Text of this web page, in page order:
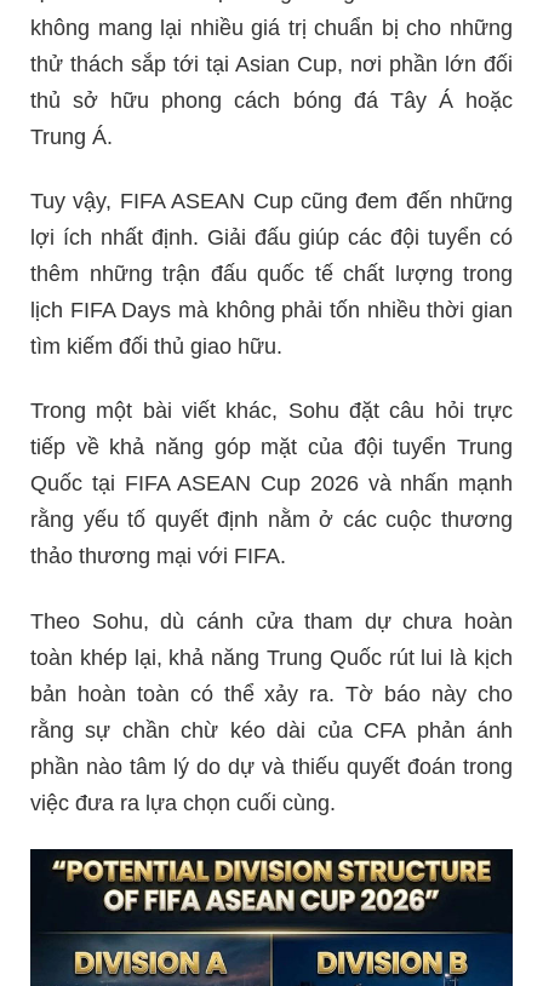
không mang lại nhiều giá trị chuẩn bị cho những
thử thách sắp tới tại Asian Cup, nơi phần lớn đối
thủ sở hữu phong cách bóng đá Tây Á hoặc
Trung Á.
Tuy vậy, FIFA ASEAN Cup cũng đem đến những
lợi ích nhất định. Giải đấu giúp các đội tuyển có
thêm những trận đấu quốc tế chất lượng trong
lịch FIFA Days mà không phải tốn nhiều thời gian
tìm kiếm đối thủ giao hữu.
Trong một bài viết khác, Sohu đặt câu hỏi trực
tiếp về khả năng góp mặt của đội tuyển Trung
Quốc tại FIFA ASEAN Cup 2026 và nhấn mạnh
rằng yếu tố quyết định nằm ở các cuộc thương
thảo thương mại với FIFA.
Theo Sohu, dù cánh cửa tham dự chưa hoàn
toàn khép lại, khả năng Trung Quốc rút lui là kịch
bản hoàn toàn có thể xảy ra. Tờ báo này cho
rằng sự chần chừ kéo dài của CFA phản ánh
phần nào tâm lý do dự và thiếu quyết đoán trong
việc đưa ra lựa chọn cuối cùng.